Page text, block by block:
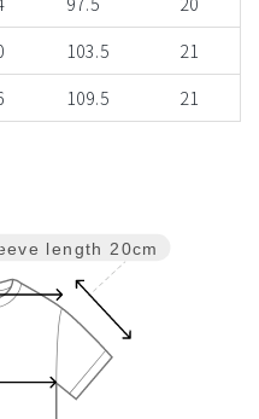
103.5
21
109.5 21
length 20cm